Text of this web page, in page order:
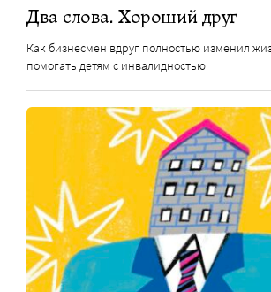
Два слова. Хороший друг
Как бизнесмен вдруг полностью изменил
помогать детям с инвалидностью